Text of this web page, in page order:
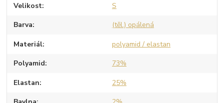
Velikost S
Barva (těl.) opálená
Materiál polyamid / elastan
Polyamid 73%
Elastan 25%